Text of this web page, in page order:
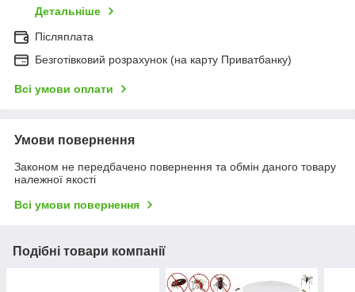
Детальніше
Післяплата
Безготівковий розрахунок (на карту Приватбанку)
Всі умови оплати
Умови повернення
Законом не передбачено повернення та обмін даного товару
належної якості
Всі умови повернення
Подібні товари компанії